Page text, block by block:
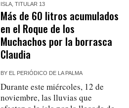
ISLA ,TITULAR 13
Más de 60 litros acumulados
en el Roque de los
Muchachos por la borrasca
Claudia
BY EL PERIÓDICO DE LA PALMA
Durante este miércoles, 12 de
noviembre, las lluvias que